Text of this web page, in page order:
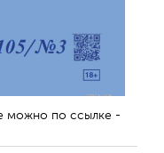
можно по ссылке -